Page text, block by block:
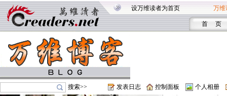
设万维读者为首页 万维
首 页
搜索>> 发表日志 控制面板 个人相册